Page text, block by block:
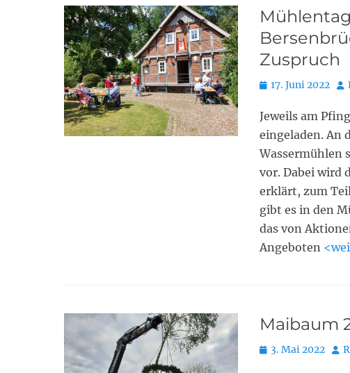
Zuspruch
Posted
17. Juni 2022
Jeweils am
eingeladen. An
Wassermühlen
vor. Dabei wird
erklärt, zum
gibt es in den
das von
Angeboten
Maibaum
Posted
3. Mai 2022